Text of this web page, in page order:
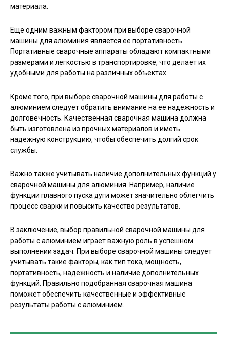
материала.
Еще одним важным фактором при выборе сварочной
машины для алюминия является ее портативность.
Портативные сварочные аппараты обладают компактными
размерами и легкостью в транспортировке, что делает их
удобными для работы на различных объектах.
Кроме того, при выборе сварочной машины для работы с
алюминием следует обратить внимание на ее надежность и
долговечность. Качественная сварочная машина должна
быть изготовлена из прочных материалов и иметь
надежную конструкцию, чтобы обеспечить долгий срок
службы.
Важно также учитывать наличие дополнительных функций у
сварочной машины для алюминия. Например, наличие
функции плавного пуска дуги может значительно облегчить
процесс сварки и повысить качество результатов.
В заключение, выбор правильной сварочной машины для
работы с алюминием играет важную роль в успешном
выполнении задач. При выборе сварочной машины следует
учитывать такие факторы, как тип тока, мощность,
портативность, надежность и наличие дополнительных
функций. Правильно подобранная сварочная машина
поможет обеспечить качественные и эффективные
результаты работы с алюминием.